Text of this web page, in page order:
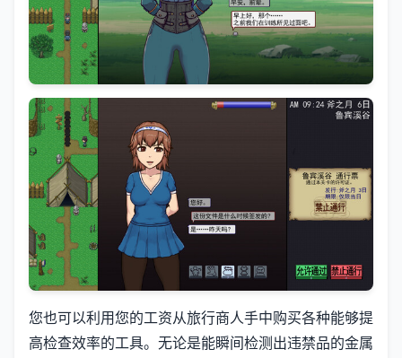
您也可以利用您的工资从旅行商人手中购买各种能够提
高检查效率的工具。无论是能瞬间检测出违禁品的金属